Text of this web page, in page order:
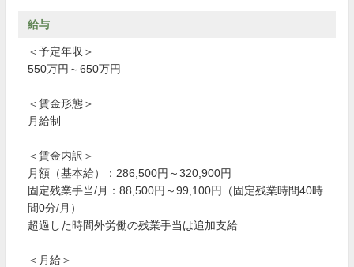
給与
＜予定年収＞
550万円～650万円
＜賃金形態＞
月給制
＜賃金内訳＞
月額（基本給）：286,500円～320,900円
固定残業手当/月：88,500円～99,100円（固定残業時間40時
間0分/月）
超過した時間外労働の残業手当は追加支給
＜月給＞